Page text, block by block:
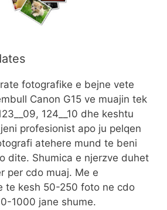
fotografike e bejne vete
Canon G15 ve muajin tek
124__10 dhe keshtu
profesionist apo ju pelqen
atehere mund te beni
dite. Shumica e njerzve duhet
per cdo muaj. Me e
te kesh 50-250 foto ne cdo
1000 jane shume.